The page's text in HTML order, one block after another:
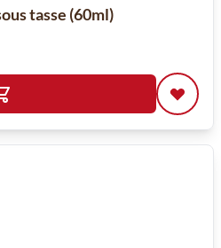
tasse (60ml)